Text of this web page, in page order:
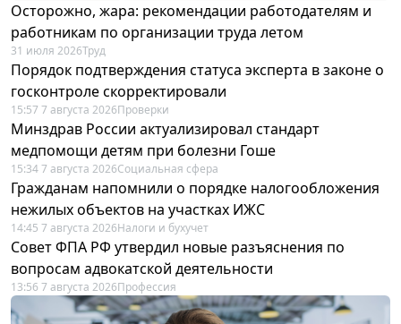
Осторожно, жара: рекомендации работодателям и
работникам по организации труда летом
31 июля 2026Труд
Порядок подтверждения статуса эксперта в законе о
госконтроле скорректировали
15:57 7 августа 2026Проверки
Минздрав России актуализировал стандарт
медпомощи детям при болезни Гоше
15:34 7 августа 2026Социальная сфера
Гражданам напомнили о порядке налогообложения
нежилых объектов на участках ИЖС
14:45 7 августа 2026Налоги и бухучет
Совет ФПА РФ утвердил новые разъяснения по
вопросам адвокатской деятельности
13:56 7 августа 2026Профессия